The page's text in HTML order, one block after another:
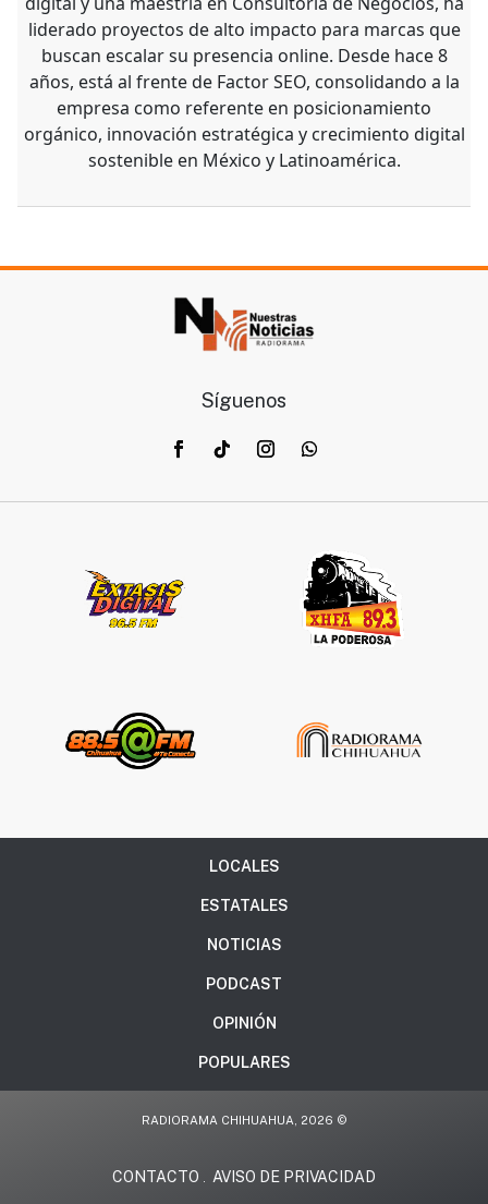
liderado proyectos de alto impacto para marcas que
buscan escalar su presencia online. Desde hace 8
años, está al frente de Factor SEO, consolidando a la
empresa como referente en posicionamiento
orgánico, innovación estratégica y crecimiento digital
sostenible en México y Latinoamérica.
Síguenos
LOCALES
ESTATALES
NOTICIAS
PODCAST
OPINIÓN
POPULARES
RADIORAMA CHIHUAHUA, 2026 ©
CONTACTO AVISO DE PRIVACIDAD